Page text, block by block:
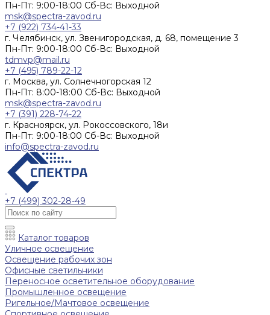
Пн-Пт: 9:00-18:00 Cб-Вс: Выходной
msk@spectra-zavod.ru
+7 (922) 734-41-33
г. Челябинск, ул. Звенигородская, д. 68, помещение 3
Пн-Пт: 9:00-18:00 Cб-Вс: Выходной
tdmvp@mail.ru
+7 (495) 789-22-12
г. Москва, ул. Солнечногорская 12
Пн-Пт: 8:00-18:00 Cб-Вс: Выходной
msk@spectra-zavod.ru
+7 (391) 228-74-22
г. Красноярск, ул. Рокоссовского, 18и
Пн-Пт: 9:00-18:00 Cб-Вс: Выходной
info@spectra-zavod.ru
+7 (499) 302-28-49
Каталог товаров
Уличное освещение
Освещение рабочих зон
Офисные светильники
Переносное осветительное оборудование
Промышленное освещение
Ригельное/Мачтовое освещение